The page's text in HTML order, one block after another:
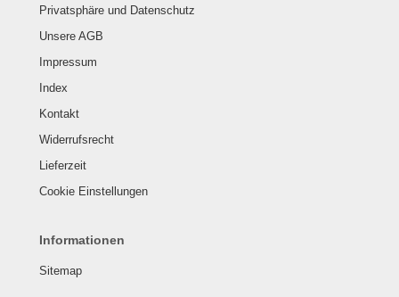
Privatsphäre und Datenschutz
Unsere AGB
Impressum
Index
Kontakt
Widerrufsrecht
Lieferzeit
Cookie Einstellungen
Informationen
Sitemap